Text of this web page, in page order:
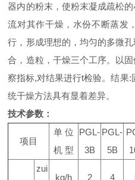
器内的粉末，使粉末凝成疏松
流对其作干燥，水份不断蒸发
行，形成理想的，均匀的多微
合，造粒，干燥三个工序。以
察指标,对结果进行t检验。结果:
统干燥方法具有显着差异。
技术参数：
项目
单 位
机 型
PGL-
3B
PGL-
5B
zui
kg/h 2 4